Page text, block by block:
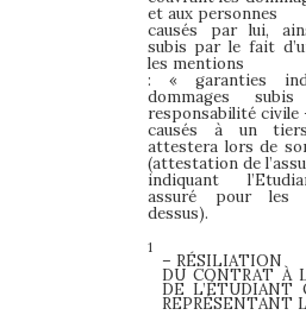
et aux personnes
causés par lui,
subis par le fait
les mentions
: « garanties
dommages
responsabilité civile
causés à un
attestera lors de
(attestation de
indiquant
assuré pour les
dessus).
1
– RÉSILIATION
DU CONTRAT À
DE L’ÉTUDIANT
REPRÉSENTANT